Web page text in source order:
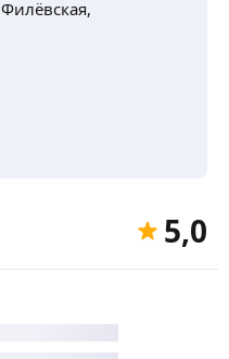
Филёвская,
5,0